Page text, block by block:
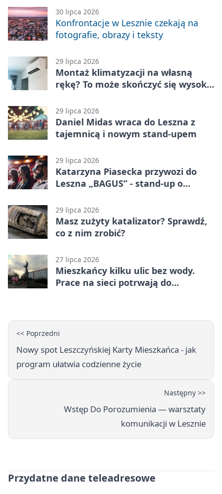
30 lipca 2026
Konfrontacje w Lesznie czekają na
fotografie, obrazy i teksty
29 lipca 2026
Montaż klimatyzacji na własną
rękę? To może skończyć się wysoką
29 lipca 2026
Daniel Midas wraca do Leszna z
tajemnicą i nowym stand-upem
29 lipca 2026
Katarzyna Piasecka przywozi do
Leszna „BAGUS” - stand-up o
29 lipca 2026
Masz zużyty katalizator? Sprawdź,
co z nim zrobić?
27 lipca 2026
Mieszkańcy kilku ulic bez wody.
Prace na sieci potrwają do
<< Poprzedni
Nowy spot Leszczyńskiej Karty Mieszkańca - jak
program ułatwia codzienne życie
Następny >>
Wstęp Do Porozumienia — warsztaty
komunikacji w Lesznie
Przydatne dane teleadresowe